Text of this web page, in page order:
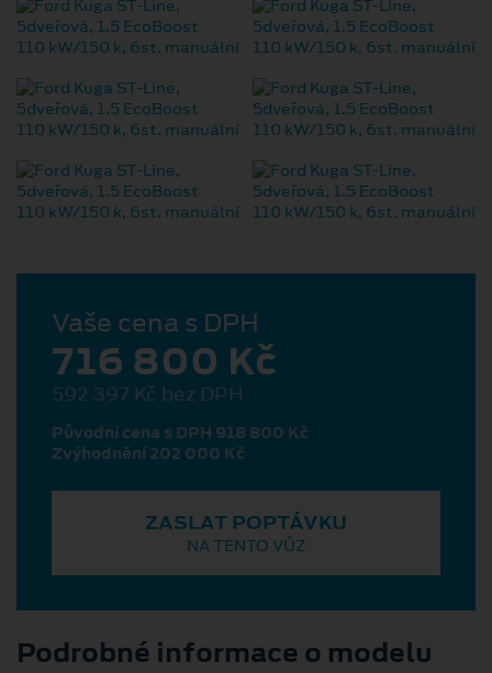
Vaše cena s DPH
716 800 Kč
592 397 Kč bez DPH
Původní cena s DPH 918 800 Kč
Zvýhodnění 202 000 Kč
ZASLAT POPTÁVKU
NA TENTO VŮZ
Podrobné informace o modelu